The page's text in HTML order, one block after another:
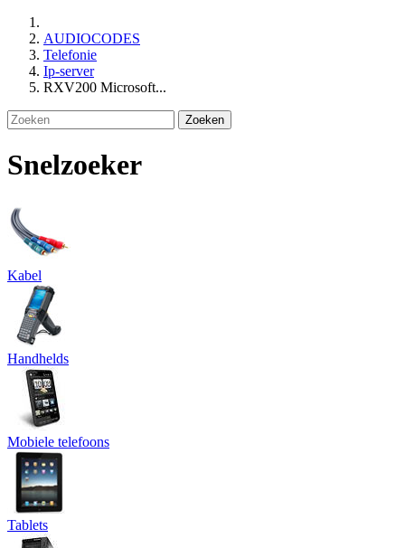
AUDIOCODES
Telefonie
Ip-server
RXV200 Microsoft...
Zoeken
Snelzoeker
Kabel
Handhelds
Mobiele telefoons
Tablets